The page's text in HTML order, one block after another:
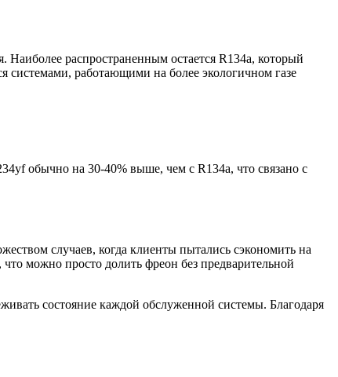
распространенным остается R134a, который
системами, работающими на более экологичном газе
обычно на 30-40% выше, чем с R134a, что связано с
случаев, когда клиенты пытались сэкономить на
можно просто долить фреон без предварительной
состояние каждой обслуженной системы. Благодаря